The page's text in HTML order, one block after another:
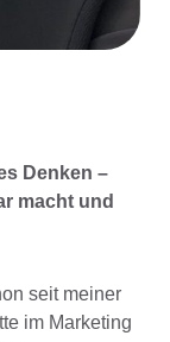
Denken –
macht und
seit meiner
im Marketing